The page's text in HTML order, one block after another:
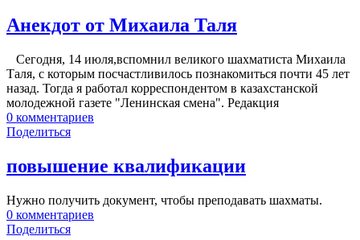
Анекдот от Михаила Таля
Сегодня, 14 июля,вспомнил великого шахматиста Михаила
Таля, с которым посчастливилось познакомиться почти 45 лет
назад. Тогда я работал корреспондентом в казахстанской
молодежной газете "Ленинская смена". Редакция
0 комментариев
Поделиться
повышение квалификации
Нужно получить документ, чтобы преподавать шахматы.
0 комментариев
Поделиться